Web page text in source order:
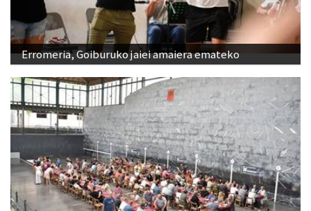
Erromeria, Goiburuko jaiei amaiera emateko